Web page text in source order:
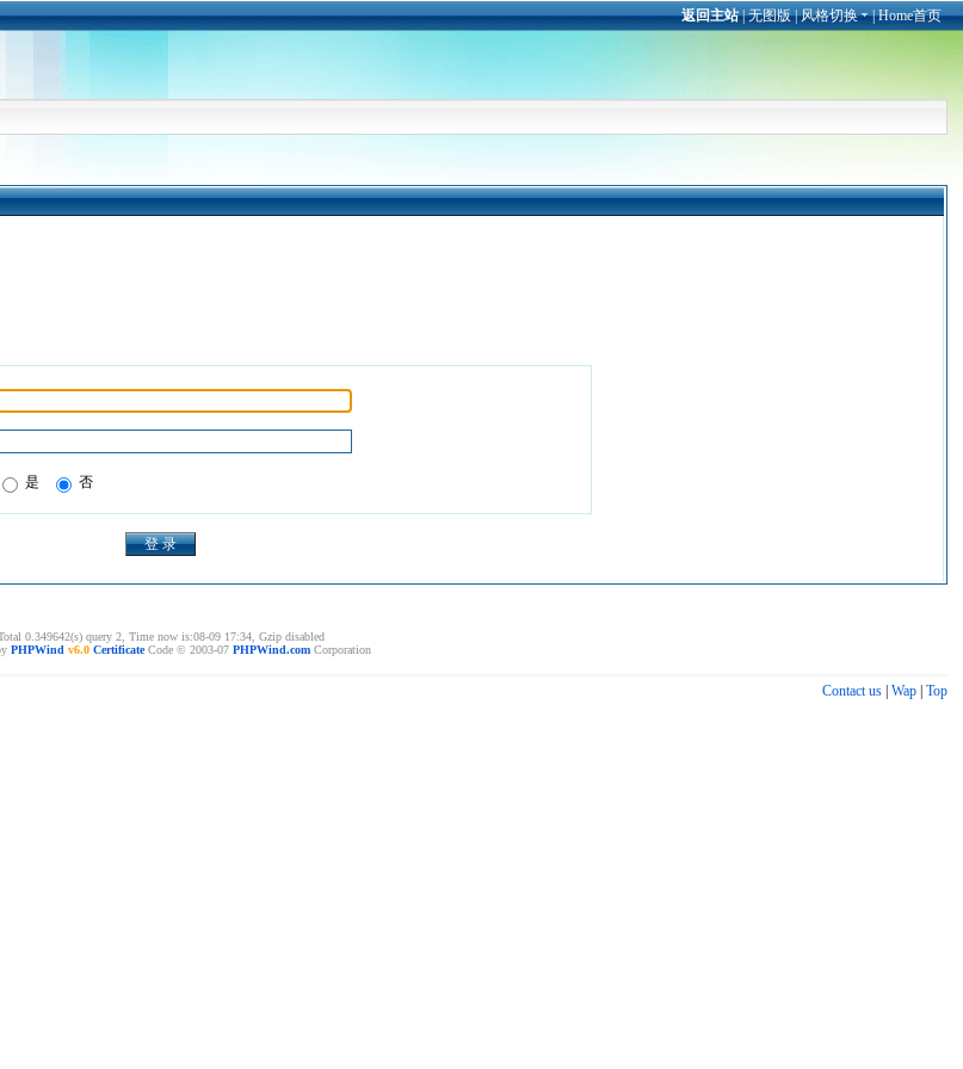
返回主站|无图版|风格切换 |Home首页
是 否
0.349642(s) query 2, Time now is:08-09 17:34, Gzip disabled
PHPWind v6.0 CertificateCode © 2003-07 PHPWind.com Corporation
Contact us| Wap| Top